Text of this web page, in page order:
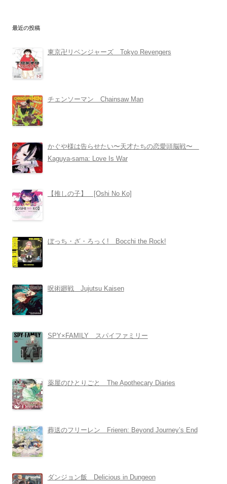
最近の投稿
東京卍リベンジャーズ Tokyo Revengers
チェンソーマン Chainsaw Man
かぐや様は告らせたい〜天才たちの恋愛頭脳戦〜
Kaguya-sama: Love Is War
【推しの子】 [Oshi No Ko]
ぼっち・ざ・ろっく! Bocchi the Rock!
呪術廻戦 Jujutsu Kaisen
SPY×FAMILY スパイファミリー
薬屋のひとりごと The Apothecary Diaries
葬送のフリーレン Frieren: Beyond Journey’s End
ダンジョン飯 Delicious in Dungeon